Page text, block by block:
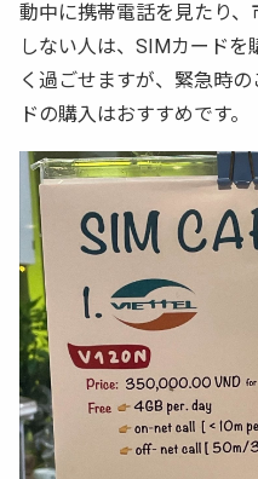
動中に携帯電話を見たり
しない人は、SIMカードを
く過ごせますが、緊急時
ドの購入はおすすめです。